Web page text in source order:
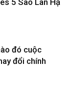
đó cuộc
đổi chính